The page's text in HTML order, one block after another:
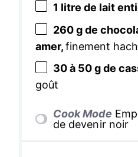
1 litre de lait
260 gde
amer,finement
30à 50 g de
goût
Cook Mode
de devenir noir